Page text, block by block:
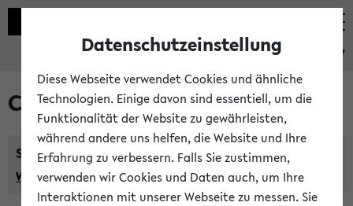
eKVV
Courses taught in English
Semester:
WiSe 2026/2027 SoSe 2026 Previous...
Datenschutzeinstellung
Diese Webseite verwendet Cookies und ähnliche
Technologien. Einige davon sind essentiell, um die
Funktionalität der Website zu gewährleisten,
während andere uns helfen, die Website und Ihre
Erfahrung zu verbessern. Falls Sie zustimmen,
verwenden wir Cookies und Daten auch, um Ihre
Interaktionen mit unserer Webseite zu messen. Sie